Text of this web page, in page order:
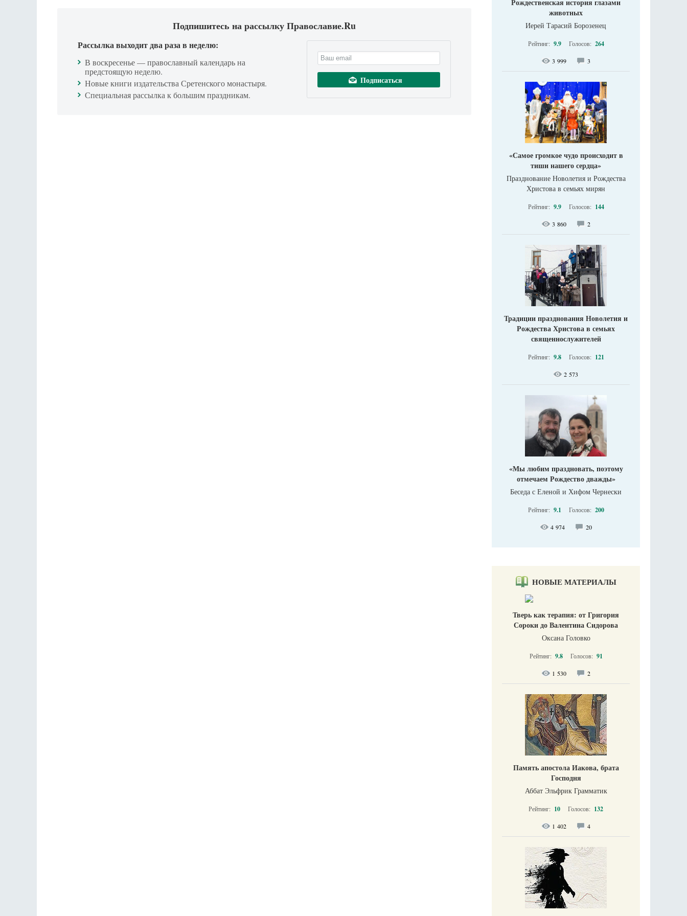
Подпишитесь на рассылку Православие.Ru
Рассылка выходит два раза в неделю:
В воскресенье — православный календарь на
предстоящую неделю.
Новые книги издательства Сретенского монастыря.
Специальная рассылка к большим праздникам.
Рождественская история глазами
животных
Иерей Тарасий Борозенец
Рейтинг: 9.9 Голосов: 264
3 999 3
«Самое громкое чудо происходит в
тиши нашего сердца»
Празднование Новолетия и Рождества
Христова в семьях мирян
Рейтинг: 9.9 Голосов: 144
3 860 2
Традиции празднования Новолетия и
Рождества Христова в семьях
священнослужителей
Рейтинг: 9.8 Голосов: 121
2 573
«Мы любим праздновать, поэтому
отмечаем Рождество дважды»
Беседа с Еленой и Хифом Чернески
Рейтинг: 9.1 Голосов: 200
4 974 20
НОВЫЕ МАТЕРИАЛЫ
Тверь как терапия: от Григория
Сороки до Валентина Сидорова
Оксана Головко
Рейтинг: 9.8 Голосов: 91
1 530 2
Память апостола Иакова, брата
Господня
Аббат Эльфрик Грамматик
Рейтинг: 10 Голосов: 132
1 402 4